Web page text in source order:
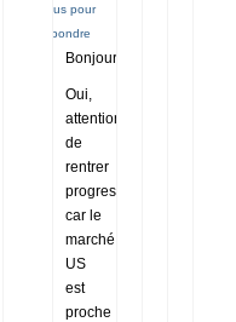
vous pour
répondre
Bonjour,
Oui,
attention
de
rentrer
progressivement,
car le
marché
US
est
proche